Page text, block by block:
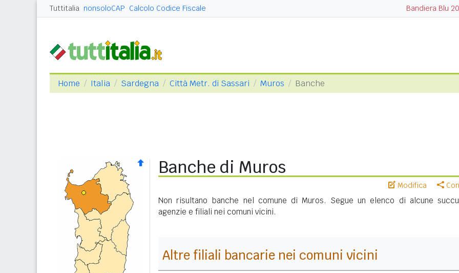
Tuttitalia nonsoloCAP Calcolo Codice Fiscale Bandiera Blu
Home Italia Sardegna Città Metr. di Sassari Muros Banche
Banche di Muros
Modifica
Non risultano banche nel comune di Muros. Segue un elenco di alcune
agenzie e filiali nei comuni vicini.
Altre filiali bancarie nei comuni vicini